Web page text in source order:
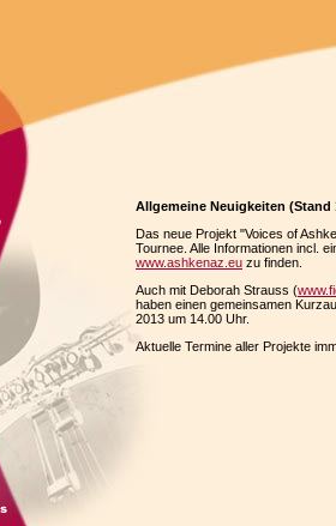
Allgemeine Neuigkeiten (Stand
Das neue Projekt "Voices of
Tournee. Alle Informationen incl.
www.ashkenaz.eu zu finden.
Auch mit Deborah Strauss (
haben einen gemeinsamen
2013 um 14.00 Uhr.
Aktuelle Termine aller Projekte